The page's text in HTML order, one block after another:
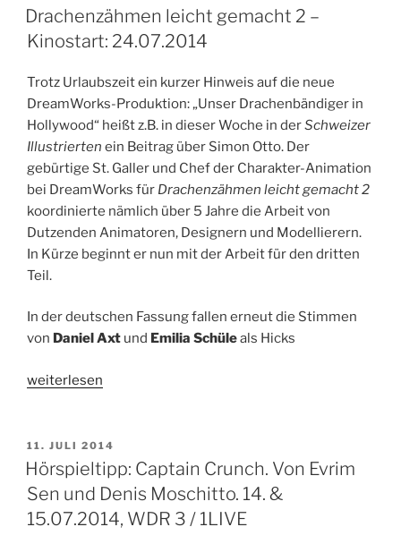
Philip
Stegers.
20.05
Uhr,
WDR
5“
AM
Drachenzähmen leicht gemacht 2 –
Kinostart: 24.07.2014
Trotz Urlaubszeit ein kurzer Hinweis auf die neue
DreamWorks-Produktion: „Unser Drachenbändiger in
Hollywood“ heißt z.B. in dieser Woche in derSchweizer
Illustrierten ein Beitrag über Simon Otto. Der
gebürtige St. Galler und Chef der Charakter-Animation
bei DreamWorks für Drachenzähmen leicht gemacht 2
koordinierte nämlich über 5 Jahre die Arbeit von
Dutzenden Animatoren, Designern und Modellierern.
In Kürze beginnt er nun mit der Arbeit für den dritten
Teil.
In der deutschen Fassung fallen erneut die Stimmen
von Daniel Axt und Emilia Schüleals Hicks
„Drachenzähmen
2
–
Kinostart:
weiterlesen
VERÖFFENTLICHT
AM
11. JULI 2014
Hörspieltipp: Captain Crunch. Von Evrim
Sen und Denis Moschitto. 14. &
15.07.2014, WDR 3 / 1LIVE